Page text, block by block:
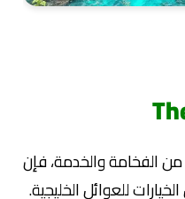
الفخامة والخدمة، فإن
للعوائل الخليجية.